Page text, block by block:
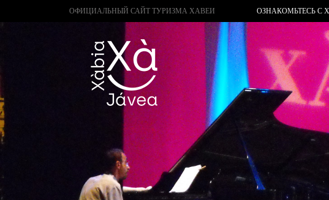
ОФИЦИАЛЬНЫЙ САЙТ ТУРИЗМА ХАВЕИ ОЗНАКОМЬТЕСЬ С